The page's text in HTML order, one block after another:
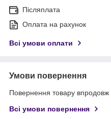
Післяплата
Оплата на рахунок
Всі умови оплати
Умови повернення
Повернення товару впродовж
Всі умови повернення